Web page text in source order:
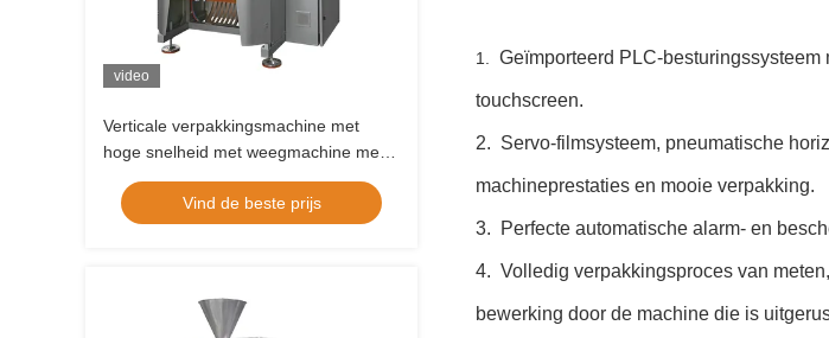
video
Verticale verpakkingsmachine met
hoge snelheid met weegmachine met
meerdere koppen voor snacks, chips,
noten en zakjes voor huisdieren
Vind de beste prijs
1. Geïmporteerd PLC-
touchscreen.
2. Servo-filmsysteem, pneumatische
machineprestaties en mooie verpakking.
3. Perfecte automatische alarm- en
4. Volledig verpakkingsproces van
bewerking door de machine die is